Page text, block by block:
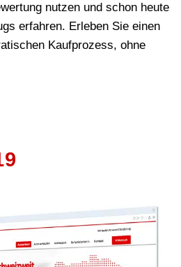
nutzen und schon heute
erfahren. Erleben Sie einen
Kaufprozess, ohne